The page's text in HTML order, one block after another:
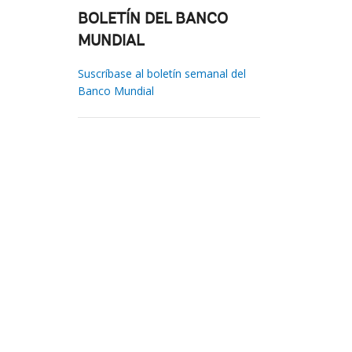
BOLETÍN DEL BANCO
MUNDIAL
Suscríbase al boletín semanal del
Banco Mundial